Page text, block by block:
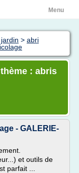
Menu
> abri
: abris
- GALERIE-
et outils de
parfait ...